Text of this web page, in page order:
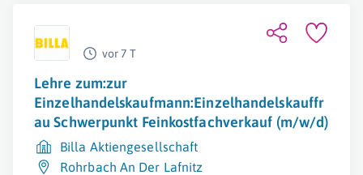
vor 7 T
Lehre zum:zur
Einzelhandelskaufmann:Einzelhandelskauffr
au Schwerpunkt Feinkostfachverkauf (m/w/d)
Billa Aktiengesellschaft
Rohrbach An Der Lafnitz